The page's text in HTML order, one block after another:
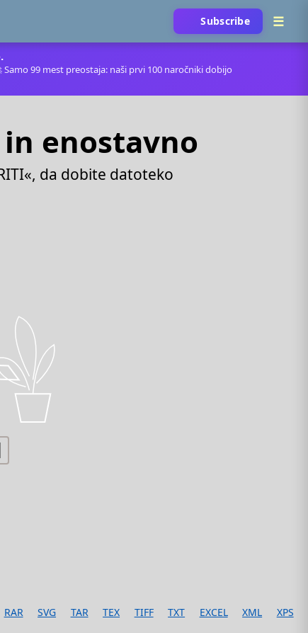
Subscribe
99 mest preostaja: naši prvi 100 naročniki dobijo
enostavno
da dobite datoteko
RAR SVG TAR TEX TIFF TXT EXCEL XML
XPS